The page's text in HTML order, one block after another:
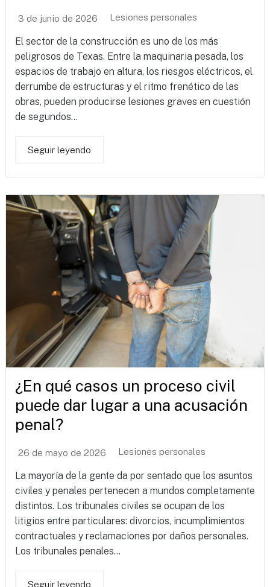
3 de junio de 2026 Lesiones personales
El sector de la construcción es uno de los más
peligrosos de Texas. Entre la maquinaria pesada, los
espacios de trabajo en altura, los riesgos eléctricos, el
derrumbe de estructuras y el ritmo frenético de las
obras, pueden producirse lesiones graves en cuestión
de segundos...
Seguir leyendo
¿En qué casos un proceso civil
puede dar lugar a una acusación
penal?
26 de mayo de 2026 Lesiones personales
La mayoría de la gente da por sentado que los asuntos
civiles y penales pertenecen a mundos completamente
distintos. Los tribunales civiles se ocupan de los
litigios entre particulares: divorcios, incumplimientos
contractuales y reclamaciones por daños personales.
Los tribunales penales...
Seguir leyendo